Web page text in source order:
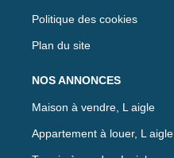
Politique des cookies
Plan du site
NOS ANNONCES
Maison à vendre, L aigle
Appartement à louer, L aigle